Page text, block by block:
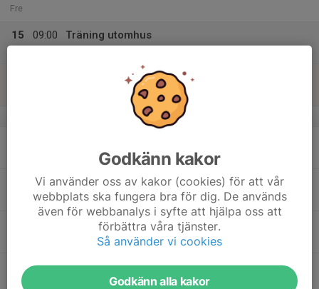
Fre
15
09:00
10:30
Träning utomhus
v.34
Träning utomhus
Rosvalla E1 och E2
Tor
Godkänn kakor
Vi använder oss av kakor (cookies) för att vår
webbplats ska fungera bra för dig. De används
även för webbanalys i syfte att hjälpa oss att
förbättra våra tjänster.
Så använder vi cookies
Godkänn alla kakor